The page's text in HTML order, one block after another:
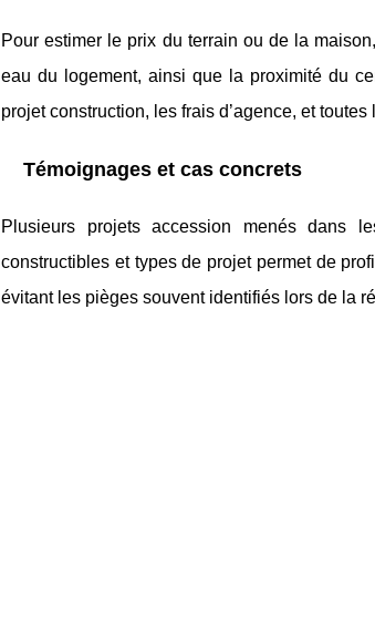
Pour estimer le prix du terrain ou de la
eau du logement, ainsi que la proximité du
projet construction, les frais d’agence, et
Témoignages et cas concrets
Plusieurs projets accession menés dans
constructibles et types de projet permet de
évitant les pièges souvent identifiés lors de la